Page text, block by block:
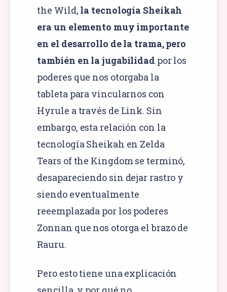
the Wild, la tecnología Sheikah
era un elemento muy importante
en el desarrollo de la trama, pero
también en la jugabilidad por los
poderes que nos otorgaba la
tableta para vincularnos con
Hyrule a través de Link. Sin
embargo, esta relación con la
tecnología Sheikah en Zelda
Tears of the Kingdom se terminó,
desapareciendo sin dejar rastro y
siendo eventualmente
reeemplazada por los poderes
Zonnan que nos otorga el brazo de
Rauru.
Pero esto tiene una explicación